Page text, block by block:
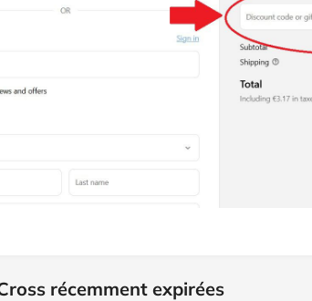
récemment expirées